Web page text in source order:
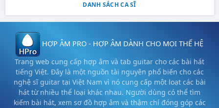
DANH SÁCH CA SĨ
HỢP ÂM PRO - HỢP ÂM DÀNH CHO MỌI THẾ HỆ
Trang web cung cấp hợp âm và tab guitar cho các bài hát
tiếng Việt. Đây là một nguồn tài nguyên phổ biến cho các
nghệ sĩ guitar tại Việt Nam vì nó cung cấp một loạt các bài
hát từ nhiều thể loại khác nhau. Người dùng có thể tìm
kiếm bài hát, xem sơ đồ hợp âm và thậm chí đóng góp các